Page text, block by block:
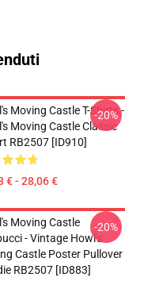
Moving Castle T-Shirts -
Moving Castle Classic
RB2507 [ID910]
€ - 28,06 €
-20%
Moving Castle
- Vintage Howl's
Castle Poster Pullover
RB2507 [ID883]
-20%